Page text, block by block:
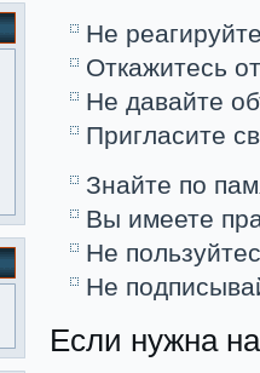
Не
Откажитесь
Не давайте
Пригласите
Знайте по
Вы имеете
Не
Не
Если нужна